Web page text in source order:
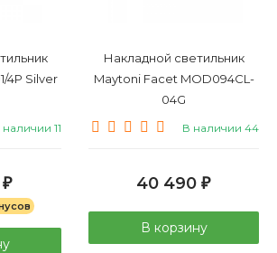
4P Silver
11
₽
Накладной светильник
Maytoni Facet MOD094CL-
04G
В наличии 44
40 490 ₽
В корзину